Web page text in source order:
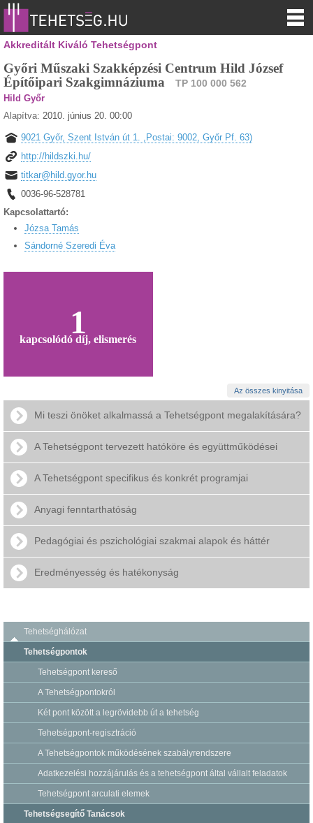
Akkreditált Kiváló Tehetségpont
Győri Műszaki Szakképzési Centrum Hild József
Építőipari Szakgimnáziuma
TP 100 000 562
Hild Győr
Alapítva: 2010. június 20. 00:00
9021 Győr, Szent István út 1. ,Postai: 9002, Győr Pf. 63)
http://hildszki.hu/
titkar@hild.gyor.hu
0036-96-528781
Kapcsolattartó:
Józsa Tamás
Sándorné Szeredi Éva
1
kapcsolódó díj, elismerés
Az összes kinyitása
Mi teszi önöket alkalmassá a Tehetségpont megalakítására?
A Tehetségpont tervezett hatóköre és együttműködései
A Tehetségpont specifikus és konkrét programjai
Anyagi fenntarthatóság
Pedagógiai és pszichológiai szakmai alapok és háttér
Eredményesség és hatékonyság
Tehetséghálózat
Tehetségpontok
Tehetségpont kereső
A Tehetségpontokról
Két pont között a legrövidebb út a tehetség
Tehetségpont-regisztráció
A Tehetségpontok működésének szabályrendszere
Adatkezelési hozzájárulás és a tehetségpont által vállalt feladatok
Tehetségpont arculati elemek
Tehetségsegítő Tanácsok